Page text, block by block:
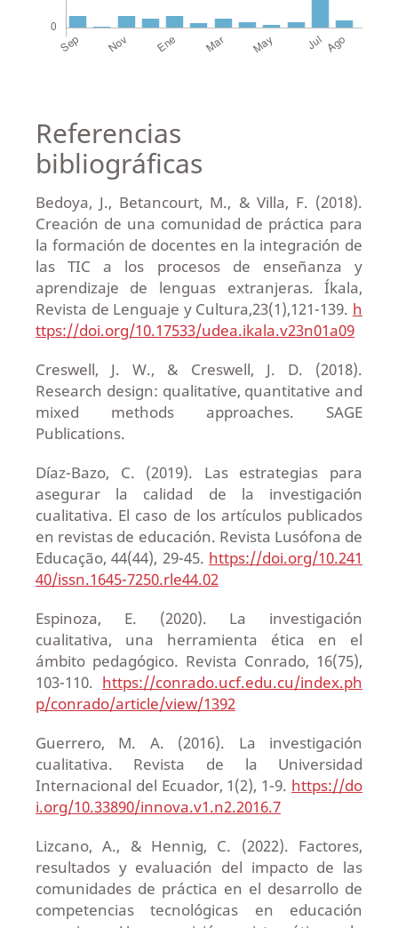
Referencias
bibliográficas
Bedoya, J., Betancourt, M., & Villa, F. (2018).
Creación de una comunidad de práctica para
la formación de docentes en la integración de
las TIC a los procesos de enseñanza y
aprendizaje de lenguas extranjeras. Íkala,
Revista de Lenguaje y Cultura,23(1),121-139. h
ttps://doi.org/10.17533/udea.ikala.v23n01a09
Creswell, J. W., & Creswell, J. D. (2018).
Research design: qualitative, quantitative and
mixed methods approaches. SAGE
Publications.
Díaz-Bazo, C. (2019). Las estrategias para
asegurar la calidad de la investigación
cualitativa. El caso de los artículos publicados
en revistas de educación. Revista Lusófona de
Educação, 44(44), 29-45. https://doi.org/10.241
40/issn.1645-7250.rle44.02
Espinoza, E. (2020). La investigación
cualitativa, una herramienta ética en el
ámbito pedagógico. Revista Conrado, 16(75),
103-110. https://conrado.ucf.edu.cu/index.ph
p/conrado/article/view/1392
Guerrero, M. A. (2016). La investigación
cualitativa. Revista de la Universidad
Internacional del Ecuador, 1(2), 1-9. https://do
i.org/10.33890/innova.v1.n2.2016.7
Lizcano, A., & Hennig, C. (2022). Factores,
resultados y evaluación del impacto de las
comunidades de práctica en el desarrollo de
competencias tecnológicas en educación